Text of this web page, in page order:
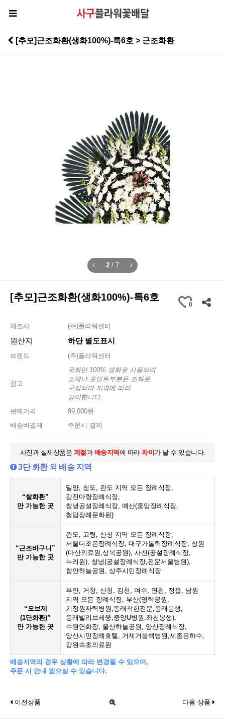
[추모]근조화환(생화100%)-특6호 > 근조화환
3 / 7
[추모]근조화환(생화100%)-특6호
0
제조사 (주)플라워센터
원산지 하단 별도표시
브랜드 (주)플라워센터
참고
국화만 100% 생화로 사용되며
소재나 포인트부분은 조화로
구성되며 지역에 따라
상이합니다.
판매가격
99,000원
배송비결제
주문시 결제
사진과 실제상품은 계절과 배송지역에 따라 차이 가 날 수 있습니다.
3단 화환 외 배송 지역
“쌀화환”
만 가능한 곳
밀양, 청도, 완도 지역 모든 장례식장,
강진마량장례식장,
창녕공설장례식장, 예산(중앙장례식장,
청담장례문화원)
“근조바구니”
만 가능한 곳
완도, 고령, 산청 지역 모든 장례식장,
서울더조은장례식장, 대구가톨릭장례식장, 창원
(마산의료원,상복공원), 사천(공설장례식장,
누리원), 창녕(공설장례식장,전문서울병원),
함안하늘공원, 상주시민장례식장
“오브제
(1단화환)”
만 가능한 곳
부안, 거창, 산청, 김천, 여수, 연천, 정읍, 남원
지역 모든 장례식장, 부산(영락공원,
기장원자력병원,동래착한전문,동래봉생,
동래빌리브세웅,중앙U병원,좌천봉생),
수원연화장, 울산하늘공원, 양산장례식장,
양산시민장례호텔, 거제거붕백병원,세종은하수,
강원속초의료원
배송지역의 경우 상황에 따라 변경될 수 있으며,
주문 시 안내 받으실 수 있습니다.
이전상품 다음 상품